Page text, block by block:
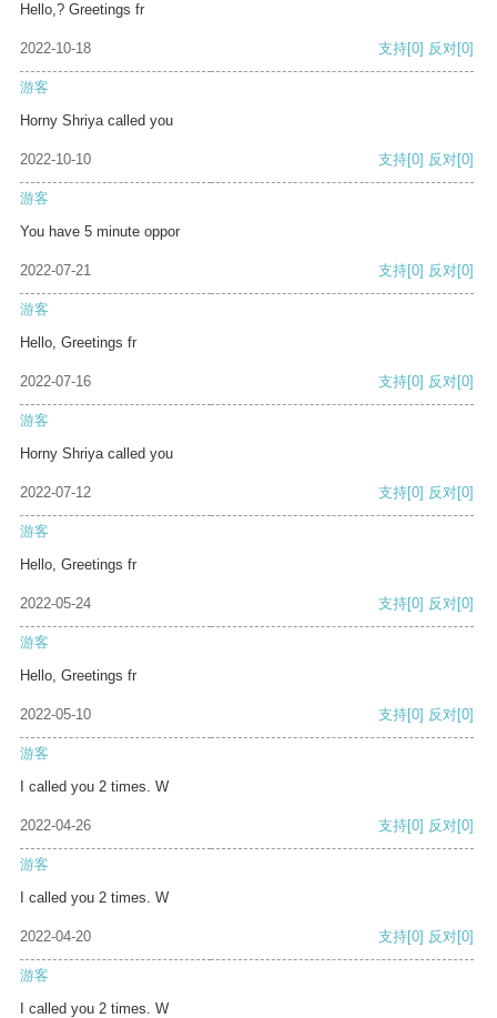
Hello,? Greetings fr
2022-10-18 支持[0] 反对[0]
游客
Horny Shriya called you
2022-10-10 支持[0] 反对[0]
游客
You have 5 minute oppor
2022-07-21 支持[0] 反对[0]
游客
Hello, Greetings fr
2022-07-16 支持[0] 反对[0]
游客
Horny Shriya called you
2022-07-12 支持[0] 反对[0]
游客
Hello, Greetings fr
2022-05-24 支持[0] 反对[0]
游客
Hello, Greetings fr
2022-05-10 支持[0] 反对[0]
游客
I called you 2 times. W
2022-04-26 支持[0] 反对[0]
游客
I called you 2 times. W
2022-04-20 支持[0] 反对[0]
游客
I called you 2 times. W